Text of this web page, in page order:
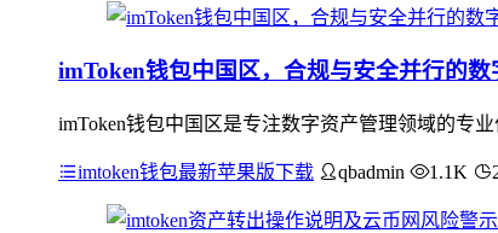
imToken钱包中国区，合规与安全并行的
imToken钱包中国区是专注数字资产管理领域的专
imtoken钱包最新苹果版下载 qbadmin 1.1K